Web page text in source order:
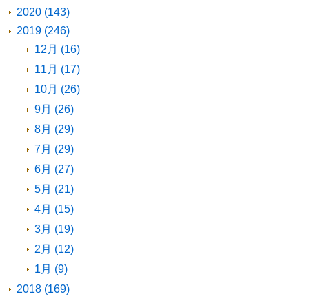
2020 (143)
2019 (246)
12月 (16)
11月 (17)
10月 (26)
9月 (26)
8月 (29)
7月 (29)
6月 (27)
5月 (21)
4月 (15)
3月 (19)
2月 (12)
1月 (9)
2018 (169)